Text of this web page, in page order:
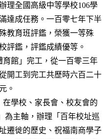
理全國高級中等學校106學
達成任務。一百零七年下半
教育班評鑑，榮獲一等殊
評鑑，評鑑成績優等。
館」完工，從一百零三年
開工到完工共歷時六百二十
。
學校、家長會、校友會的
為主軸，辦理「百年校址巡
遷徙的歷史、祝福南商學子